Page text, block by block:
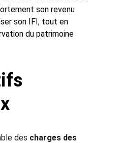
son revenu
son IFI, tout en
du patrimoine
des charges des